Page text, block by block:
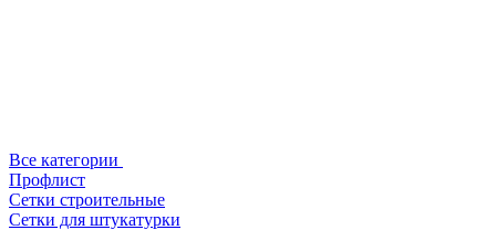
Все категории
Профлист
Сетки строительные
Сетки для штукатурки